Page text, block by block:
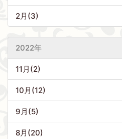
2月(3)
2022年
11月(2)
10月(12)
9月(5)
8月(20)